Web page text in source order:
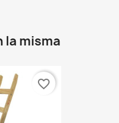
la misma
favorite_border